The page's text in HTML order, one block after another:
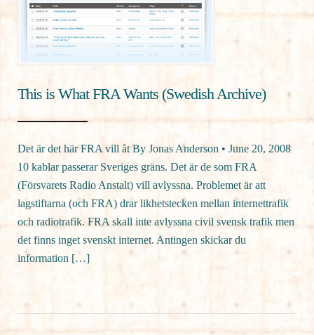
This is What FRA Wants (Swedish Archive)
Det är det här FRA vill åt By Jonas Anderson • June 20, 2008
10 kablar passerar Sveriges gräns. Det är de som FRA
(Försvarets Radio Anstalt) vill avlyssna. Problemet är att
lagstiftarna (och FRA) drar likhetstecken mellan internettrafik
och radiotrafik. FRA skall inte avlyssna civil svensk trafik men
det finns inget svenskt internet. Antingen skickar du
information […]